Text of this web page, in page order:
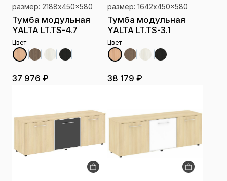
размер: 2188x450x580
Тумба модульная
YALTA LT.TS-4.7
Цвет
37 976 ₽
размер: 1642x450x580
Тумба модульная
YALTA LT.TS-3.1
Цвет
38 179 ₽